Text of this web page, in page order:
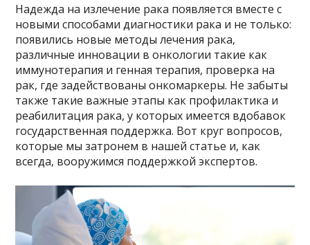
Надежда на излечение рака появляется вместе с
новыми способами диагностики рака и не только:
появились новые методы лечения рака,
различные инновации в онкологии такие как
иммунотерапия и генная терапия, проверка на
рак, где задействованы онкомаркеры. Не забыты
также такие важные этапы как профилактика и
реабилитация рака, у которых имеется вдобавок
государственная поддержка. Вот круг вопросов,
которые мы затронем в нашей статье и, как
всегда, вооружимся поддержкой экспертов.